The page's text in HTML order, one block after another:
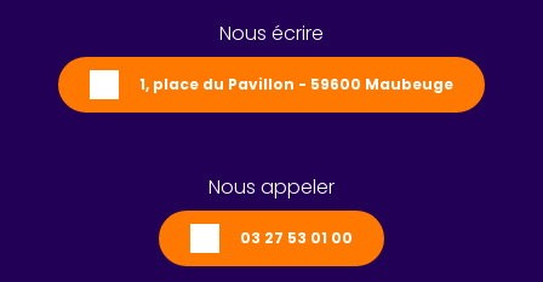
Nous écrire
1, place du Pavillon - 59600 Maubeuge
Nous appeler
03 27 53 01 00